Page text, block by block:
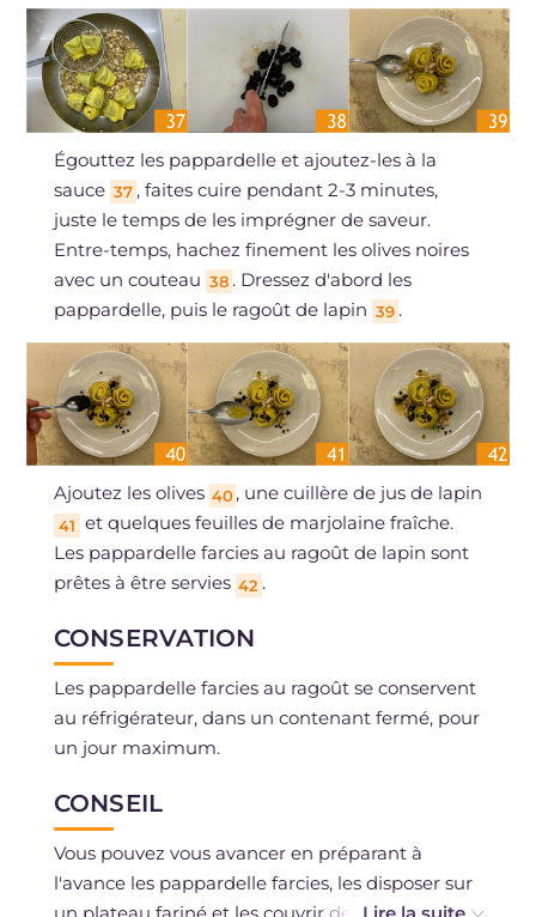
Égouttez les pappardelle et ajoutez-les à la
sauce 37 , faites cuire pendant 2-3 minutes,
juste le temps de les imprégner de saveur.
Entre-temps, hachez finement les olives noires
avec un couteau 38 . Dressez d'abord les
pappardelle, puis le ragoût de lapin 39 .
Ajoutez les olives 40 , une cuillère de jus de lapin
41 et quelques feuilles de marjolaine fraîche.
Les pappardelle farcies au ragoût de lapin sont
prêtes à être servies 42 .
CONSERVATION
Les pappardelle farcies au ragoût se conservent
au réfrigérateur, dans un contenant fermé, pour
un jour maximum.
CONSEIL
Vous pouvez vous avancer en préparant à
l'avance les pappardelle farcies, les disposer sur